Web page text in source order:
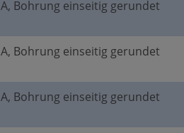
A, Bohrung einseitig gerundet
A, Bohrung einseitig gerundet
A, Bohrung einseitig gerundet